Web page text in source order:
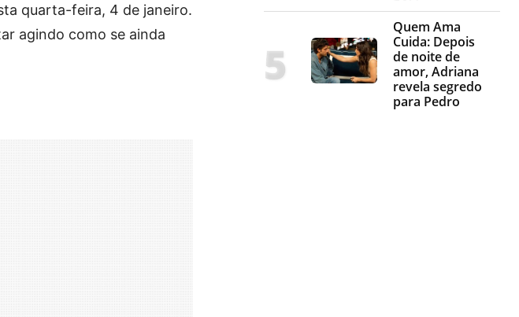
quarta-feira, 4 de janeiro.
agindo como se ainda
Quem Ama
Cuida: Depois
de noite de
amor, Adriana
revela segredo
para Pedro